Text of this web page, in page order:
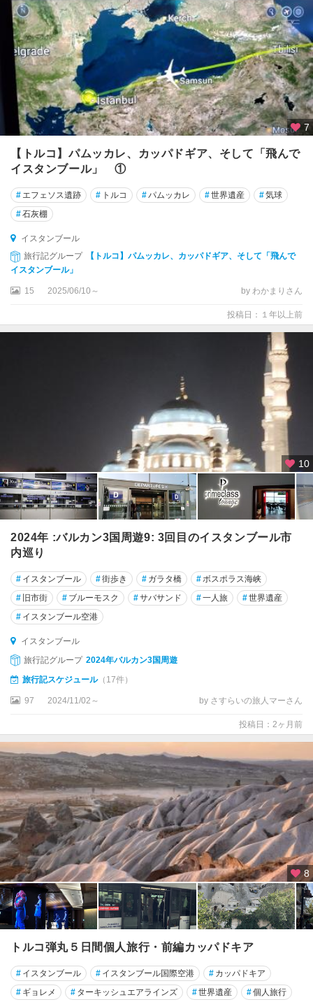
ィ
エ
ブ
ル
サ
エ
遺
周
辺
ベ
ル
ガ
ア
マ
ラ
テ
ヤ
マ
ル
デ
ィ
ン
マ
マ
リ
レ
ト
遺
跡
周
辺
メ
ル
ス
ィ
ン
ヴ
ァ
7
【トルコ】パムッカレ、カッパドギア、そして「飛んで
イスタンブール」 ①
# エフェソス遺跡 # トルコ #パムッカレ #世界遺産 #気球
#石灰棚
イスタンブール
旅行記グループ
【トルコ】パムッカレ、カッパドギア、そして「飛んで
イスタンブール」
15 2025/06/10～ by わかまりさん
投稿日：１年以上前
10
2024年 :バルカン3国周遊9: 3回目のイスタンブール市
内巡り
# イスタンブール #街歩き # ガラタ橋 # ボスポラス海峡
# 旧市街 # ブルーモスク #サバサンド #一人旅 #世界遺産
# イスタンブール空港
イスタンブール
旅行記グループ 2024年バルカン3国周遊
旅行記スケジュール（17件）
97 2024/11/02～ by さすらいの旅人マーさん
投稿日：2ヶ月前
8
トルコ弾丸５日間個人旅行・前編カッパドキア
# イスタンブール # イスタンブール国際空港 # カッパドキア
# ギョレメ # ターキッシュエアラインズ #世界遺産 #個人旅行